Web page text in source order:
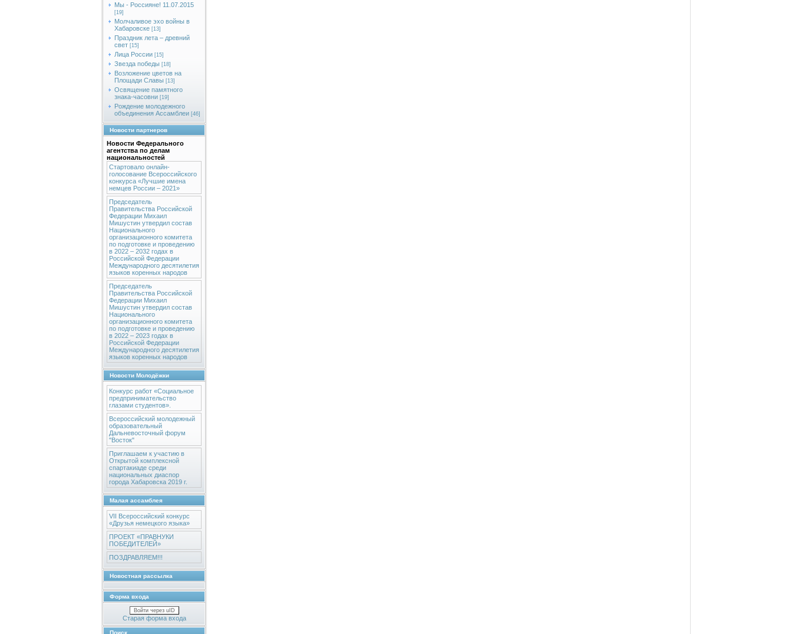
Мы - Россияне! 11.07.2015
[19]
Молчаливое эхо войны в
Хабаровске [13]
Праздник лета – древний
свет [15]
Лица России [15]
Звезда победы [18]
Возложение цветов на
Площади Славы [13]
Освящение памятного
знака-часовни [19]
Рождение молодежного
объединения Ассамблеи [46]
Новости партнеров
Новости Федерального
агентства по делам
национальностей
Стартовало онлайн-
голосование Всероссийского
конкурса «Лучшие имена
немцев России – 2021»
Председатель
Правительства Российской
Федерации Михаил
Мишустин утвердил состав
Национального
организационного комитета
по подготовке и проведению
в 2022 – 2032 годах в
Российской Федерации
Международного десятилетия
языков коренных народов
Председатель
Правительства Российской
Федерации Михаил
Мишустин утвердил состав
Национального
организационного комитета
по подготовке и проведению
в 2022 – 2023 годах в
Российской Федерации
Международного десятилетия
языков коренных народов
Новости Молодёжки
Конкурс работ «Социальное
предпринимательство
глазами студентов».
Всероссийский молодежный
образовательный
Дальневосточный форум
"Восток"
Приглашаем к участию в
Открытой комплексной
спартакиаде среди
национальных диаспор
города Хабаровска 2019 г.
Малая ассамблея
VII Всероссийский конкурс
«Друзья немецкого языка»
ПРОЕКТ «ПРАВНУКИ
ПОБЕДИТЕЛЕЙ»
ПОЗДРАВЛЯЕМ!!!
Новостная рассылка
Форма входа
Войти через uID
Старая форма входа
Поиск